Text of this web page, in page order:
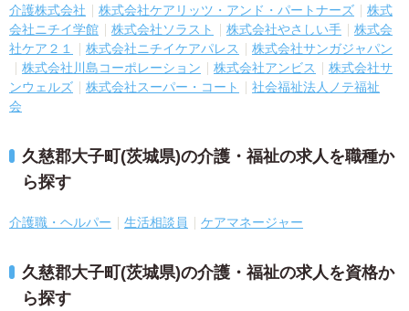
介護株式会社
株式会社ケアリッツ・アンド・パートナーズ
株式
会社ニチイ学館
株式会社ソラスト 株式会社やさしい手
株式会
社ケア２１
株式会社ニチイケアパレス
株式会社サンガジャパン
株式会社川島コーポレーション
株式会社アンビス
株式会社サ
ンウェルズ
株式会社スーパー・コート
社会福祉法人ノテ福祉
会
久慈郡大子町(茨城県)の介護・福祉の求人を職種か
ら探す
介護職・ヘルパー 生活相談員 ケアマネージャー
久慈郡大子町(茨城県)の介護・福祉の求人を資格か
ら探す